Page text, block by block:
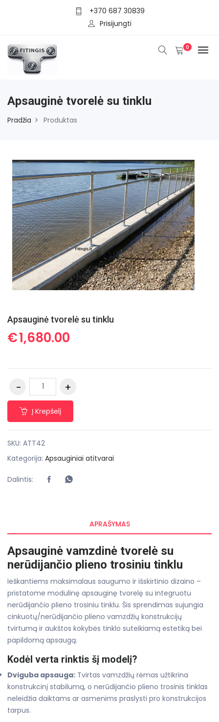
+370 687 30839
Prisijungti
0
Apsauginė tvorelė su tinklu
Pradžia Produktas
Apsauginė tvorelė su tinklu
€1,680.00
Į Krepšelį
SKU: ATT42
Kategorija: Apsauginiai atitvarai
Dalintis:
APRAŠYMAS
Apsauginė vamzdinė tvorelė su
nerūdijančio plieno trosiniu tinklu
Ieškantiems maksimalaus saugumo ir išskirtinio dizaino –
pristatome modulinę apsauginę tvorelę su integruotu
nerūdijančio plieno trosiniu tinklu. Šis sprendimas sujungia
cinkuotų/nerūdijančio plieno vamzdžių konstrukcijų
tvirtumą ir aukštos kokybės tinklo suteikiamą estetiką bei
papildomą apsaugą.
Kodėl verta rinktis šį modelį?
Dviguba apsauga: Tvirtas vamzdžių rėmas užtikrina
konstrukcinį stabilumą, o nerūdijančio plieno trosinis tinklas
neleidžia daiktams ar asmenims praslysti pro konstrukcijos
tarpus.